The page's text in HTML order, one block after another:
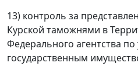
13) контроль за
Курской таможнями в
Федерального агентства
государственным